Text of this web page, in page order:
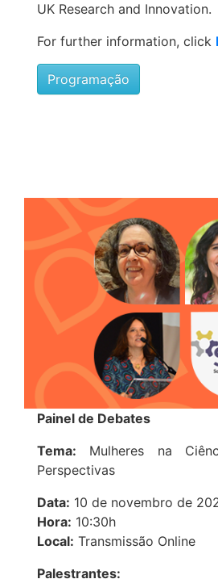
UK Research and Innovation.
For further information, click
Programação
Painel de Debates
Tema: Mulheres na
Perspectivas
Data: 10 de novembro de
Hora: 10:30h
Local: Transmissão Online
Palestrantes: